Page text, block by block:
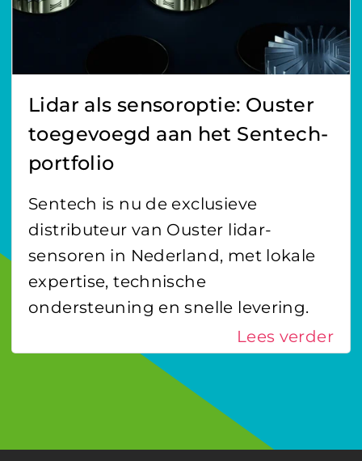
Lidar als sensoroptie: Ouster
toegevoegd aan het Sentech-
portfolio
Sentech is nu de exclusieve
distributeur van Ouster lidar-
sensoren in Nederland, met lokale
expertise, technische
ondersteuning en snelle levering.
Lees verder